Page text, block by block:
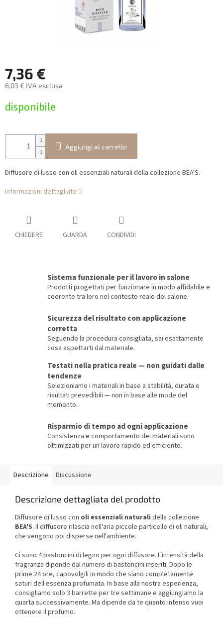
7,36 €
6,03 € IVA esclusa
della
disponibile
Aggiungi al carrello
Diffusore di lusso con oli essenziali naturali della collezione BEA'S.
Informazioni dettagliate
CHIEDERE GUARDA CONDIVIDI
Sistema funzionale per il lavoro in salone
Prodotti progettati per funzionare in modo affidabile e
coerente tra loro nel contesto reale del salone.
Sicurezza del risultato con applicazione
corretta
Seguendo la procedura consigliata, sai esattamente
cosa aspettarti dal materiale.
Testati nella pratica reale — non guidati dalle
tendenze
Selezioniamo i materiali in base a stabilità, durata e
risultati prevedibili — non in base alle mode del
momento.
Risparmio di tempo ad ogni applicazione
Consistenza e comportamento dei materiali sono
ottimizzati per un lavoro rapido ed efficiente.
Descrizione Discussione
Descrizione dettagliata del prodotto
Diffusore di lusso con oli essenziali naturali della collezione
BEA'S. Il diffusore rilascia nell'aria piccole particelle di oli naturali,
che vengono poi disperse nell'ambiente.
Ci sono 4 bastoncini di legno per ogni diffusore. L'intensità della
fragranza dipende dal numero di bastoncini inseriti. Dopo le
prime 24 ore, capovolgili in modo che siano completamente
saturi dell'essenza profumata. In base alla nostra esperienza,
consigliamo solo 3 barrette per tre settimane e aggiungiamo la
quarta successivamente. Ma dipende da te quanto intenso vuoi
ottenere il profumo.